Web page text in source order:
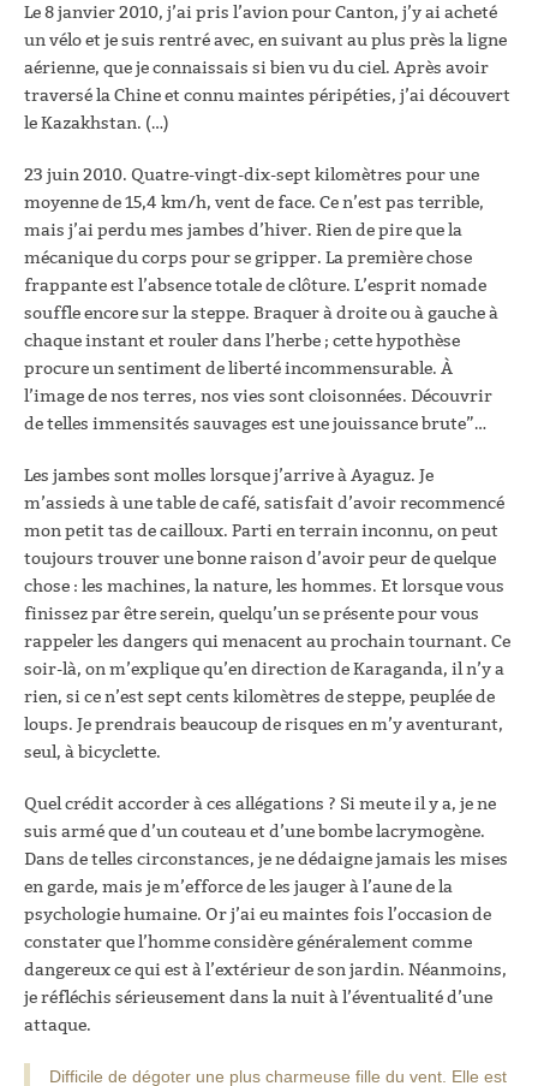
Le 8 janvier 2010, j’ai pris l’avion pour Canton, j’y ai acheté
un vélo et je suis rentré avec, en suivant au plus près la ligne
aérienne, que je connaissais si bien vu du ciel. Après avoir
traversé la Chine et connu maintes péripéties, j’ai découvert
le Kazakhstan. (…)
23 juin 2010. Quatre-vingt-dix-sept kilomètres pour une
moyenne de 15,4 km/h, vent de face. Ce n’est pas terrible,
mais j’ai perdu mes jambes d’hiver. Rien de pire que la
mécanique du corps pour se gripper. La première chose
frappante est l’absence totale de clôture. L’esprit nomade
souffle encore sur la steppe. Braquer à droite ou à gauche à
chaque instant et rouler dans l’herbe ; cette hypothèse
procure un sentiment de liberté incommensurable. À
l’image de nos terres, nos vies sont cloisonnées. Découvrir
de telles immensités sauvages est une jouissance brute”…
Les jambes sont molles lorsque j’arrive à Ayaguz. Je
m’assieds à une table de café, satisfait d’avoir recommencé
mon petit tas de cailloux. Parti en terrain inconnu, on peut
toujours trouver une bonne raison d’avoir peur de quelque
chose : les machines, la nature, les hommes. Et lorsque vous
finissez par être serein, quelqu’un se présente pour vous
rappeler les dangers qui menacent au prochain tournant. Ce
soir-là, on m’explique qu’en direction de Karaganda, il n’y a
rien, si ce n’est sept cents kilomètres de steppe, peuplée de
loups. Je prendrais beaucoup de risques en m’y aventurant,
seul, à bicyclette.
Quel crédit accorder à ces allégations ? Si meute il y a, je ne
suis armé que d’un couteau et d’une bombe lacrymogène.
Dans de telles circonstances, je ne dédaigne jamais les mises
en garde, mais je m’efforce de les jauger à l’aune de la
psychologie humaine. Or j’ai eu maintes fois l’occasion de
constater que l’homme considère généralement comme
dangereux ce qui est à l’extérieur de son jardin. Néanmoins,
je réfléchis sérieusement dans la nuit à l’éventualité d’une
attaque.
Difficile de dégoter une plus charmeuse fille du vent. Elle est